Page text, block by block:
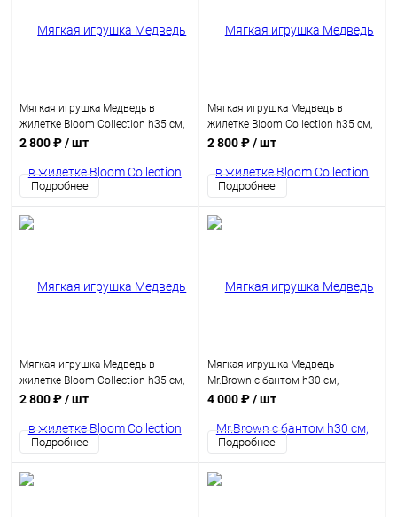
Мягкая игрушка Медведь в
жилетке Bloom Collection h35 см,
темно-коричневый (фиолетовый)
2 800 ₽/ шт
Подробнее
Мягкая игрушка Медведь в
жилетке Bloom Collection h35 см,
темно-коричневый (розовый)
2 800 ₽/ шт
Подробнее
Мягкая игрушка Медведь в
жилетке Bloom Collection h35 см,
темно-коричневый (бордовый)
2 800 ₽/ шт
Подробнее
Мягкая игрушка Медведь
Mr.Brown с бантом h30 см,
коричневый
4 000 ₽/ шт
Подробнее